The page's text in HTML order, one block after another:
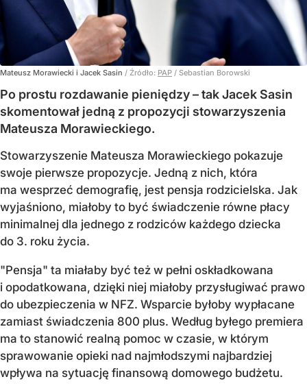
Mateusz Morawiecki i Jacek Sasin / Źródło: PAP / Sebastian Borowski
Po prostu rozdawanie pieniędzy – tak Jacek Sasin
skomentował jedną z propozycji stowarzyszenia
Mateusza Morawieckiego.
Stowarzyszenie Mateusza Morawieckiego pokazuje
swoje pierwsze propozycje. Jedną z nich, która
ma wesprzeć demografię, jest pensja rodzicielska. Jak
wyjaśniono, miałoby to być świadczenie równe płacy
minimalnej dla jednego z rodziców każdego dziecka
do 3. roku życia.
"Pensja" ta miałaby być też w pełni oskładkowana
i opodatkowana, dzięki niej miałoby przysługiwać prawo
do ubezpieczenia w NFZ. Wsparcie byłoby wypłacane
zamiast świadczenia 800 plus. Według byłego premiera
ma to stanowić realną pomoc w czasie, w którym
sprawowanie opieki nad najmłodszymi najbardziej
wpływa na sytuację finansową domowego budżetu.